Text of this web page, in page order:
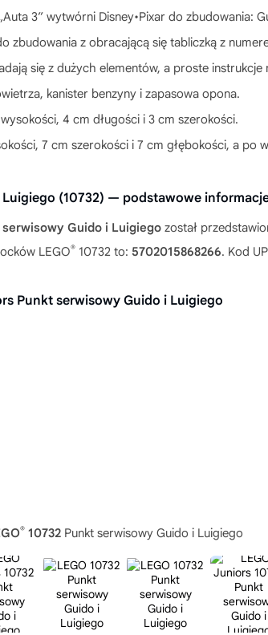
3” wytwórni Disney•Pixar do zbudowania:
zbudowania z obracającą się tabliczką z
się z dużych elementów, a proste
kanister benzyny i zapasowa opona.
4 cm długości i 3 cm szerokości.
7 cm szerokości i 7 cm głębokości, a po
(10732) — podstawowe
serwisowy Guido i Luigiego został
LEGO® 10732 to: 5702015868266. Kod
Punkt serwisowy Guido i Luigiego
® 10732 Punkt serwisowy Guido i Luigiego